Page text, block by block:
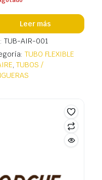
Leer más
TUB-AIR-001
TUBO FLEXIBLE
, TUBOS /